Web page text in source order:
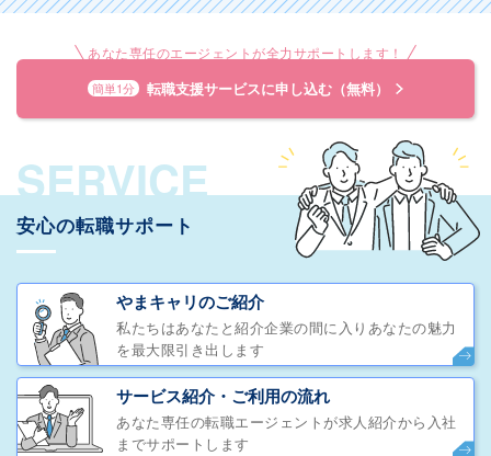
あなた専任のエージェントが全力サポートします！
簡単1分 転職支援サービスに申し込む（無料）
SERVICE
安心の転職サポート
やまキャリのご紹介
私たちはあなたと紹介企業の間に入りあなたの魅力
を最大限引き出します
サービス紹介・ご利用の流れ
あなた専任の転職エージェントが求人紹介から入社
までサポートします